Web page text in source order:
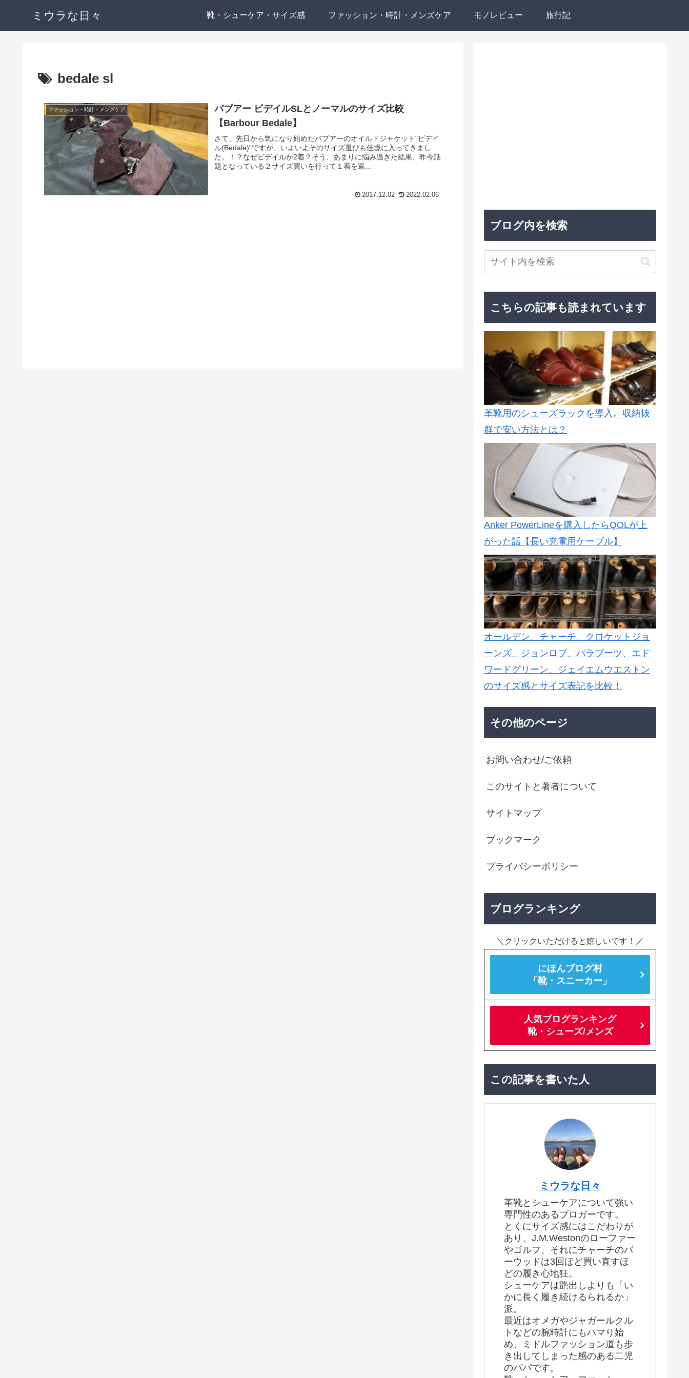
ミウラな日々 靴・シューケア・サイズ感 ファッション・時計・メンズケア モノレビュー 旅行記
bedale sl
ファッション・時計・メンズケア
バブアー ビデイルSLとノーマルのサイズ比較
【Barbour Bedale】
さて、先日から気になり始めたバブアーのオイルドジャケット"ビデイ
ル(Bedale)"ですが、いよいよそのサイズ選びも佳境に入ってきまし
た。！？なぜビデイルが2着？そう、あまりに悩み過ぎた結果、昨今話
題となっている２サイズ買いを行って１着を返...
2017.12.02 2022.02.06
ブログ内を検索
こちらの記事も読まれています
革靴用のシューズラックを導入。収納抜
群で安い方法とは？
Anker PowerLineを購入したらQOLが上
がった話【長い充電用ケーブル】
オールデン、チャーチ、クロケットジョ
ーンズ、ジョンロブ、パラブーツ、エド
ワードグリーン、ジェイエムウエストン
のサイズ感とサイズ表記を比較！
その他のページ
お問い合わせ/ご依頼
このサイトと著者について
サイトマップ
ブックマーク
プライバシーポリシー
ブログランキング
＼クリックいただけると嬉しいです！／
にほんブログ村
「靴・スニーカー」
人気ブログランキング
靴・シューズ/メンズ
この記事を書いた人
ミウラな日々
革靴とシューケアについて強い
専門性のあるブロガーです。
とくにサイズ感にはこだわりが
あり、J.M.Westonのローファー
やゴルフ、それにチャーチのバ
ーウッドは3回ほど買い直すほ
どの履き心地狂。
シューケアは艶出しよりも「い
かに長く履き続けるられるか」
派。
最近はオメガやジャガールクル
トなどの腕時計にもハマり始
め、ミドルファッション道も歩
き出してしまった感のある二児
のパパです。